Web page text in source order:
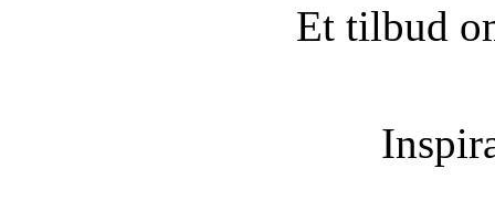
Et tilbud